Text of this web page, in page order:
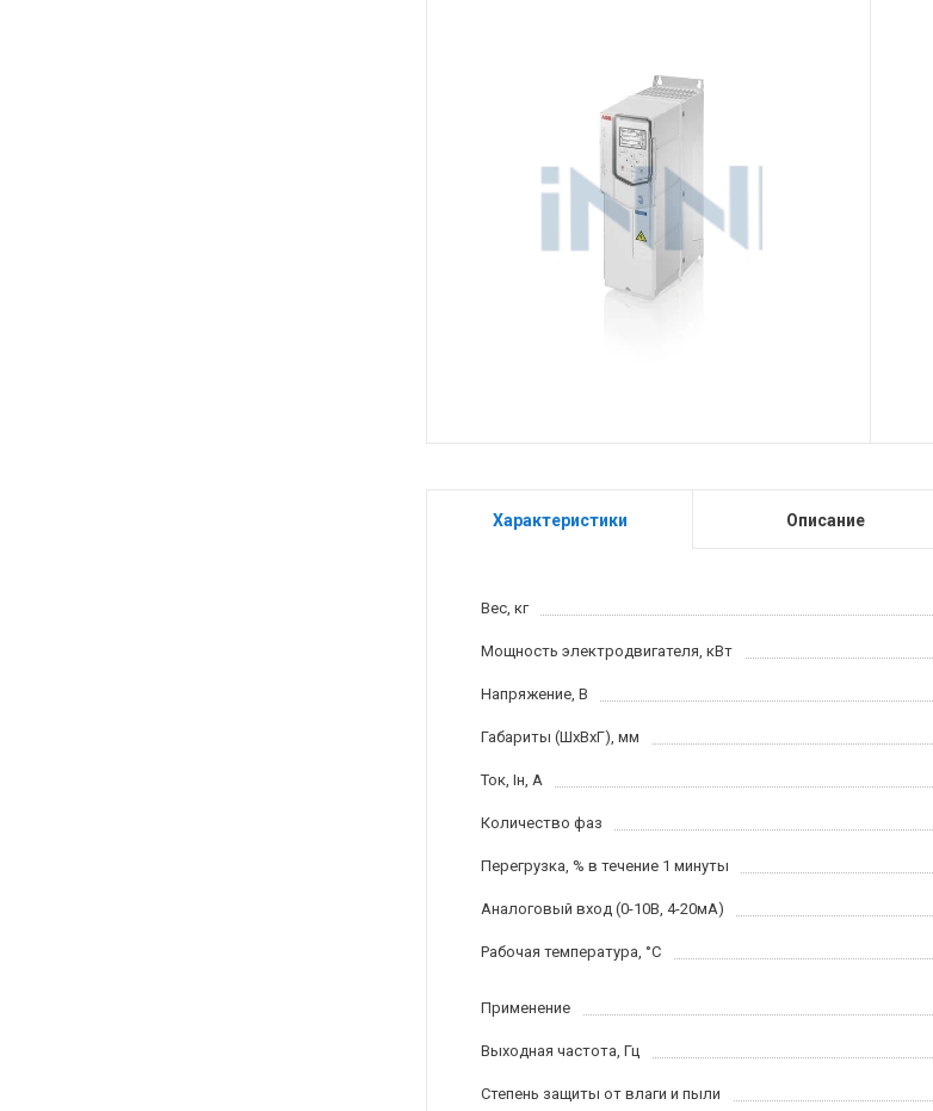
Характеристики Описание
Вес, кг
Мощность электродвигателя, кВт
Напряжение, В
Габариты (ШхВхГ), мм
Ток, Iн, А
Количество фаз
Перегрузка, % в течение 1 минуты
Аналоговый вход (0-10В, 4-20мА)
Рабочая температура, °С
Применение
Выходная частота, Гц
Степень защиты от влаги и пыли